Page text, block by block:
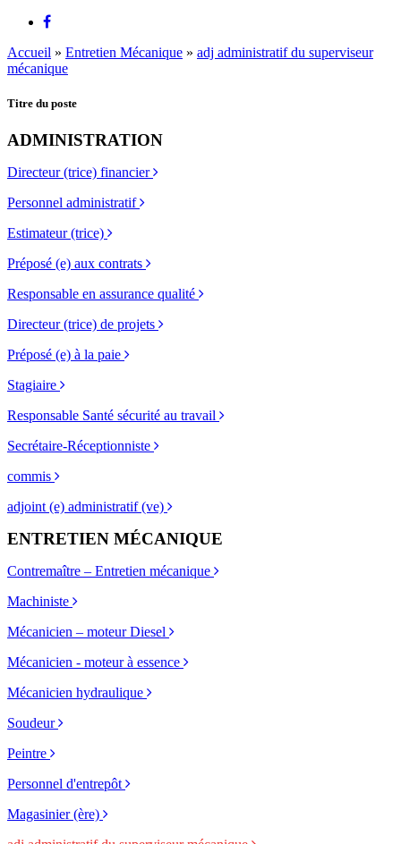
Accueil » Entretien Mécanique » adj administratif du superviseur
mécanique
Titre du poste
ADMINISTRATION
Directeur (trice) financier
Personnel administratif
Estimateur (trice)
Préposé (e) aux contrats
Responsable en assurance qualité
Directeur (trice) de projets
Préposé (e) à la paie
Stagiaire
Responsable Santé sécurité au travail
Secrétaire-Réceptionniste
commis
adjoint (e) administratif (ve)
ENTRETIEN MÉCANIQUE
Contremaître – Entretien mécanique
Machiniste
Mécanicien – moteur Diesel
Mécanicien - moteur à essence
Mécanicien hydraulique
Soudeur
Peintre
Personnel d'entrepôt
Magasinier (ère)